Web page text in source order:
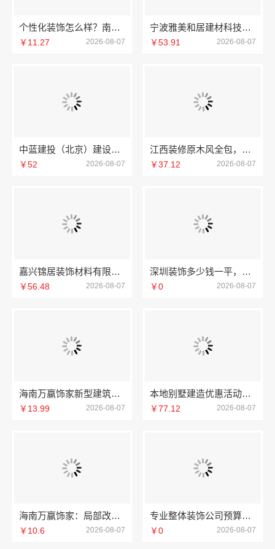
个性化装饰怎么样？南京市创亿讯环保家装全包详解
￥11.27 2026-08-07
宁波雅美和居建材科技有限公司宁波奉化家装装修线下门店地址
￥53.91 2026-08-07
中蓝建投（北京）建设有限公司武功分公司厨房半包装修北欧风
￥52 2026-08-07
江西装修原木风全包，江西尚宅尚品新型环保材料有限公司一站式服务
￥37.12 2026-08-07
嘉兴锦居装饰材料有限公司：桐乡旧房翻新室内设计公司
￥56.48 2026-08-07
深圳装饰多少钱一平，鼎饰空间售后无忧
￥0 2026-08-07
海南万赢饰家新型建筑材料有限公司擅长水电规整
￥13.99 2026-08-07
本地别墅建造优惠活动抗震防风，重庆御墅建筑材料有限公司
￥77.12 2026-08-07
海南万赢饰家：局部改造居室装修明细报价
￥10.6 2026-08-07
专业整体装饰公司预算南通宏域全宅装饰建材有限公司规划
￥0 2026-08-07